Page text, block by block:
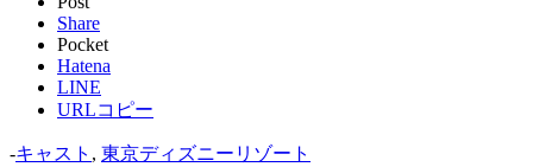
Share
Pocket
Hatena
LINE
URLコピー
-キャスト , 東京ディズニーリゾート